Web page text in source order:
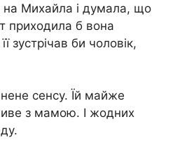
на Михайла і думала, що
приходила б вона
зустрічав би чоловік,
сенсу. Їй майже
з мамою. І жодних